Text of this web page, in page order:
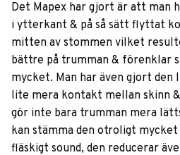
Det Mapex har gjort är att man
i ytterkant & på så sätt flyttat
mitten av stommen vilket
bättre på trumman & förenklar
mycket. Man har även gjort
lite mera kontakt mellan skinn
gör inte bara trumman mera
kan stämma den otroligt
fläskigt sound, den reducerar